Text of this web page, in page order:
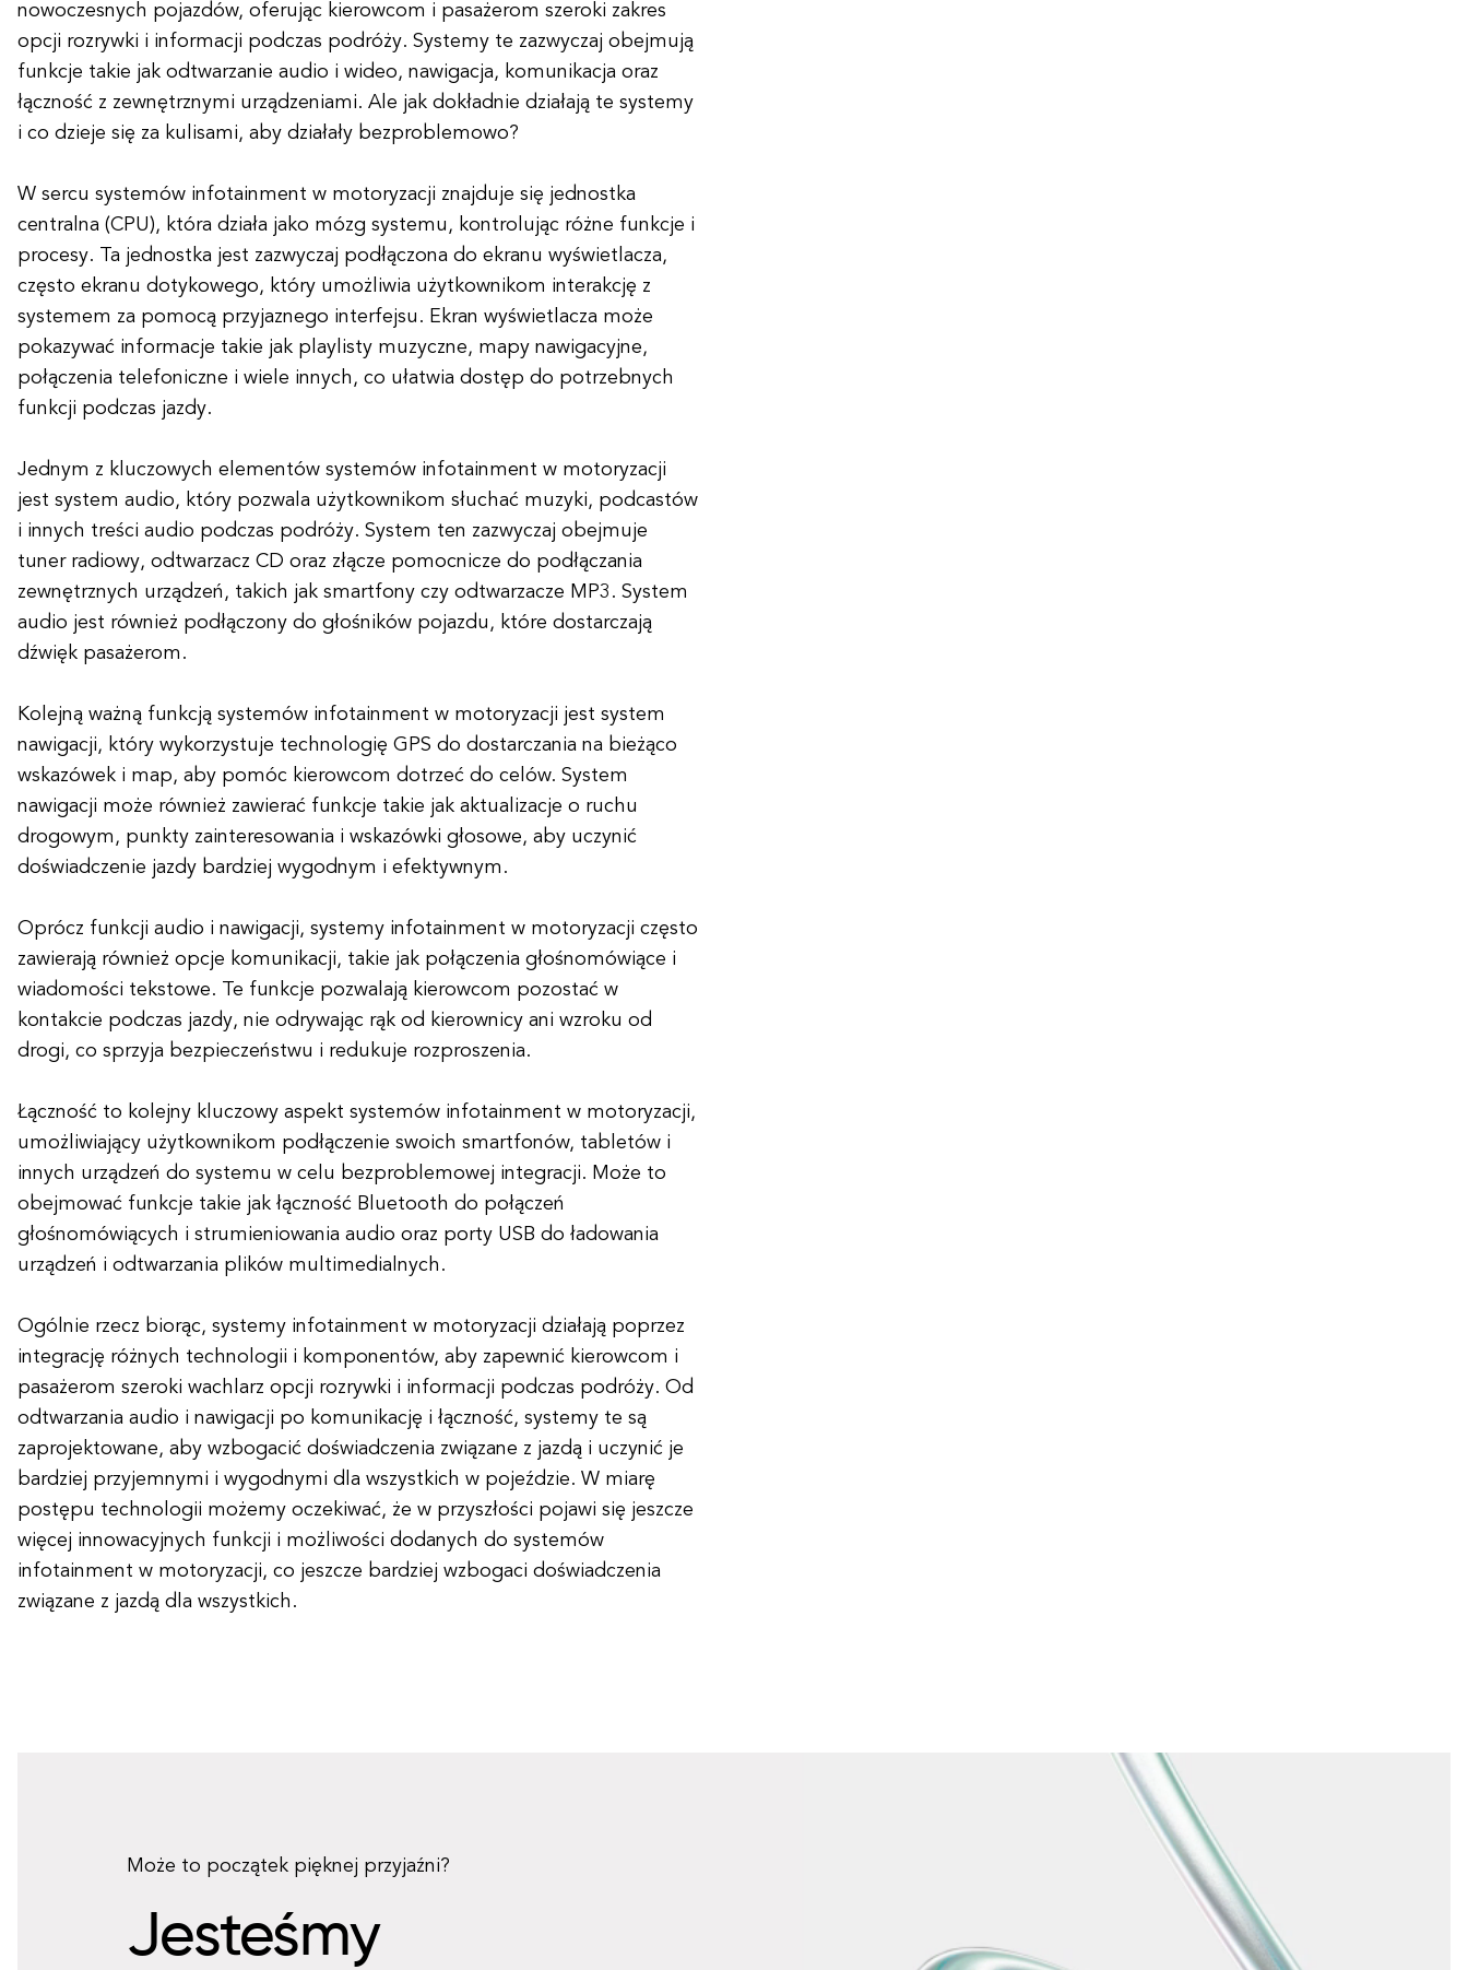
nowoczesnych pojazdów, oferując kierowcom i pasażerom szeroki zakres
opcji rozrywki i informacji podczas podróży. Systemy te zazwyczaj obejmują
funkcje takie jak odtwarzanie audio i wideo, nawigacja, komunikacja oraz
łączność z zewnętrznymi urządzeniami. Ale jak dokładnie działają te systemy
i co dzieje się za kulisami, aby działały bezproblemowo?
W sercu systemów infotainment w motoryzacji znajduje się jednostka
centralna (CPU), która działa jako mózg systemu, kontrolując różne funkcje i
procesy. Ta jednostka jest zazwyczaj podłączona do ekranu wyświetlacza,
często ekranu dotykowego, który umożliwia użytkownikom interakcję z
systemem za pomocą przyjaznego interfejsu. Ekran wyświetlacza może
pokazywać informacje takie jak playlisty muzyczne, mapy nawigacyjne,
połączenia telefoniczne i wiele innych, co ułatwia dostęp do potrzebnych
funkcji podczas jazdy.
Jednym z kluczowych elementów systemów infotainment w motoryzacji
jest system audio, który pozwala użytkownikom słuchać muzyki, podcastów
i innych treści audio podczas podróży. System ten zazwyczaj obejmuje
tuner radiowy, odtwarzacz CD oraz złącze pomocnicze do podłączania
zewnętrznych urządzeń, takich jak smartfony czy odtwarzacze MP3. System
audio jest również podłączony do głośników pojazdu, które dostarczają
dźwięk pasażerom.
Kolejną ważną funkcją systemów infotainment w motoryzacji jest system
nawigacji, który wykorzystuje technologię GPS do dostarczania na bieżąco
wskazówek i map, aby pomóc kierowcom dotrzeć do celów. System
nawigacji może również zawierać funkcje takie jak aktualizacje o ruchu
drogowym, punkty zainteresowania i wskazówki głosowe, aby uczynić
doświadczenie jazdy bardziej wygodnym i efektywnym.
Oprócz funkcji audio i nawigacji, systemy infotainment w motoryzacji często
zawierają również opcje komunikacji, takie jak połączenia głośnomówiące i
wiadomości tekstowe. Te funkcje pozwalają kierowcom pozostać w
kontakcie podczas jazdy, nie odrywając rąk od kierownicy ani wzroku od
drogi, co sprzyja bezpieczeństwu i redukuje rozproszenia.
Łączność to kolejny kluczowy aspekt systemów infotainment w motoryzacji,
umożliwiający użytkownikom podłączenie swoich smartfonów, tabletów i
innych urządzeń do systemu w celu bezproblemowej integracji. Może to
obejmować funkcje takie jak łączność Bluetooth do połączeń
głośnomówiących i strumieniowania audio oraz porty USB do ładowania
urządzeń i odtwarzania plików multimedialnych.
Ogólnie rzecz biorąc, systemy infotainment w motoryzacji działają poprzez
integrację różnych technologii i komponentów, aby zapewnić kierowcom i
pasażerom szeroki wachlarz opcji rozrywki i informacji podczas podróży. Od
odtwarzania audio i nawigacji po komunikację i łączność, systemy te są
zaprojektowane, aby wzbogacić doświadczenia związane z jazdą i uczynić je
bardziej przyjemnymi i wygodnymi dla wszystkich w pojeździe. W miarę
postępu technologii możemy oczekiwać, że w przyszłości pojawi się jeszcze
więcej innowacyjnych funkcji i możliwości dodanych do systemów
infotainment w motoryzacji, co jeszcze bardziej wzbogaci doświadczenia
związane z jazdą dla wszystkich.
Może to początek pięknej przyjaźni?
Jesteśmy